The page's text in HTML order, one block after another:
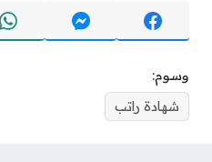
وسوم:
شهادة راتب